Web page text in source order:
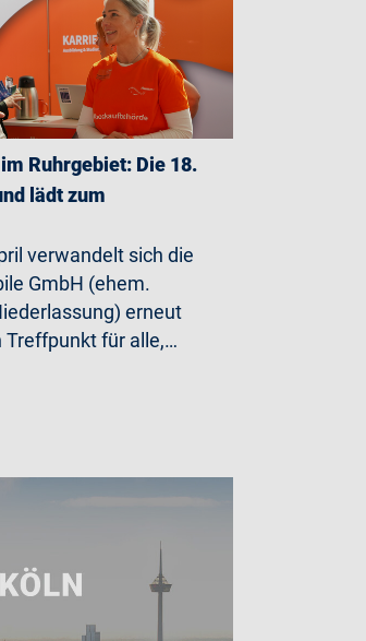
Ruhrgebiet: Die 18.
lädt zum
verwandelt sich die
GmbH (ehem.
erneut
Treffpunkt für alle,…